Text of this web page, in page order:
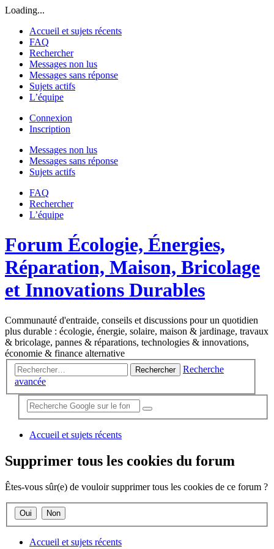
Loading...
Accueil et sujets récents
FAQ
Rechercher
Messages non lus
Messages sans réponse
Sujets actifs
L’équipe
Connexion
Inscription
Messages non lus
Messages sans réponse
Sujets actifs
FAQ
Rechercher
L’équipe
Forum Écologie, Énergies,
Réparation, Maison, Bricolage
et Innovations Durables
Communauté d'entraide, conseils et discussions pour un quotidien
plus durable : écologie, énergie, solaire, maison & jardinage, travaux
& bricolage, pannes & réparations, technologies & innovations,
économie & finance alternative
Rechercher
Recherche
avancée
Accueil et sujets récents
Supprimer tous les cookies du forum
Êtes-vous sûr(e) de vouloir supprimer tous les cookies de ce forum ?
Accueil et sujets récents